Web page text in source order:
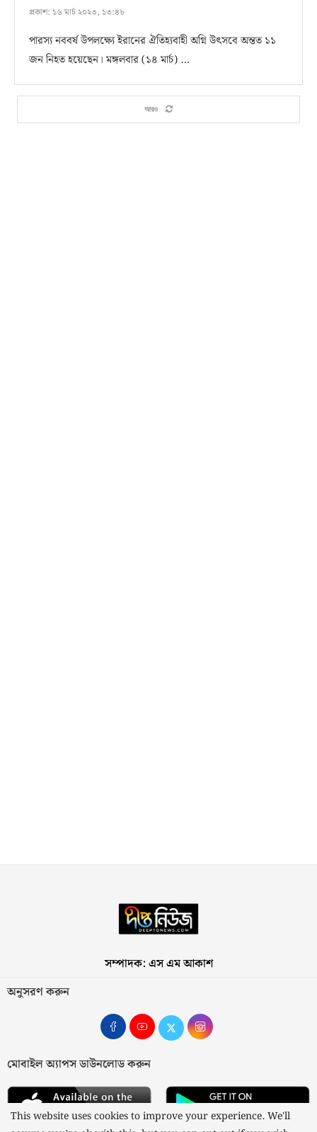
প্রকাশ: ১৬ মার্চ ২০২৩, ১৩:৪৮
পারস্য নববর্ষ উপলক্ষ্যে ইরানের ঐতিহ্যবাহী অগ্নি উৎসবে অন্তত ১১
জন নিহত হয়েছেন। মঙ্গলবার (১৪ মার্চ) …
আরও
সম্পাদক: এস এম আকাশ
অনুসরণ করুন
মোবাইল অ্যাপস ডাউনলোড করুন
This website uses cookies to improve your experience. We'll